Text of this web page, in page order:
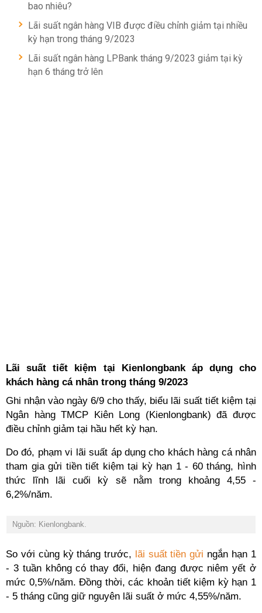
bao nhiêu?
Lãi suất ngân hàng VIB được điều chỉnh giảm tại nhiều
kỳ hạn trong tháng 9/2023
Lãi suất ngân hàng LPBank tháng 9/2023 giảm tại kỳ
hạn 6 tháng trở lên
Lãi suất tiết kiệm tại Kienlongbank áp dụng cho
khách hàng cá nhân trong tháng 9/2023
Ghi nhận vào ngày 6/9 cho thấy, biểu lãi suất tiết kiệm tại
Ngân hàng TMCP Kiên Long (Kienlongbank) đã được
điều chỉnh giảm tại hầu hết kỳ hạn.
Do đó, phạm vi lãi suất áp dụng cho khách hàng cá nhân
tham gia gửi tiền tiết kiệm tại kỳ hạn 1 - 60 tháng, hình
thức lĩnh lãi cuối kỳ sẽ nằm trong khoảng 4,55 -
6,2%/năm.
Nguồn: Kienlongbank.
So với cùng kỳ tháng trước, lãi suất tiền gửi ngắn hạn 1
- 3 tuần không có thay đổi, hiện đang được niêm yết ở
mức 0,5%/năm. Đồng thời, các khoản tiết kiệm kỳ hạn 1
- 5 tháng cũng giữ nguyên lãi suất ở mức 4,55%/năm.